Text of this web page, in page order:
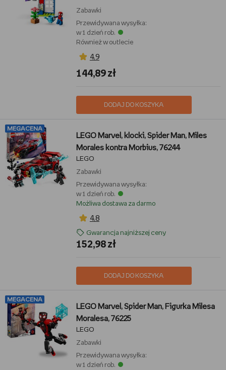
Zabawki
Przewidywana wysyłka:
w 1 dzień rob.
Również w outlecie
4,9
144,89 zł
DODAJ DO KOSZYKA
MEGACENA
LEGO Marvel, klocki, Spider Man, Miles
Morales kontra Morbius, 76244
LEGO
Zabawki
Przewidywana wysyłka:
w 1 dzień rob.
Możliwa dostawa za darmo
4,8
Gwarancja najniższej ceny
152,98 zł
DODAJ DO KOSZYKA
MEGACENA
LEGO Marvel, Spider Man, Figurka Milesa
Moralesa, 76225
LEGO
Zabawki
Przewidywana wysyłka:
w 1 dzień rob.